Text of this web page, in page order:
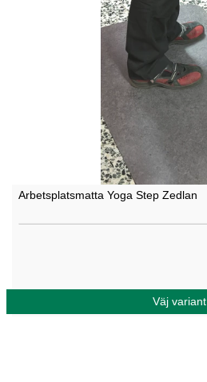
Arbetsplatsmatta Yoga Step Zedlan
Väj variant